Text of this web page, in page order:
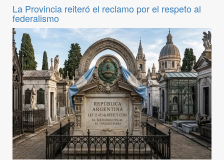
La Provincia reiteró el reclamo por el respeto al
federalismo